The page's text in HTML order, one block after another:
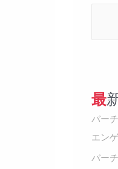
最
バー
エン
バー